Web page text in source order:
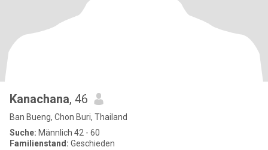
Kanachana, 46
Ban Bueng, Chon Buri, Thailand
Suche: Männlich 42 - 60
Familienstand: Geschieden